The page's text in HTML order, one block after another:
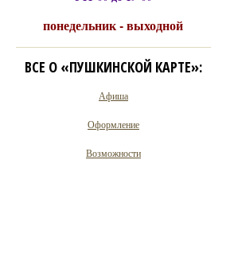
понедельник - выходной
ВСЕ О «ПУШКИНСКОЙ КАРТЕ»:
Афиша
Оформление
Возможности